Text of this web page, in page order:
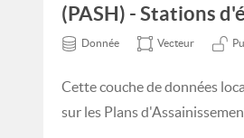
(PASH) - Stations
Donnée Vecteur
Cette couche de données
sur les Plans